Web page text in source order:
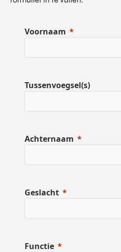
Voornaam
Tussenvoegsel(s)
Achternaam
Geslacht
Functie